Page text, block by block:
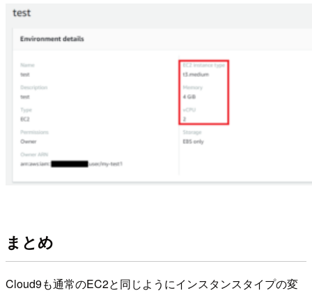
まとめ
Cloud9も通常のEC2と同じようにインスタンスタイプの変